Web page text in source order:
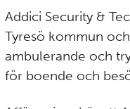
Addici Security &
Tyresö kommun
ambulerande och
för boende och